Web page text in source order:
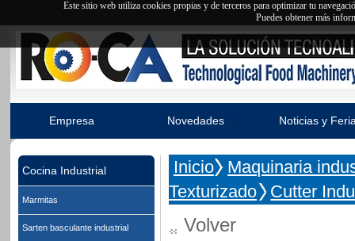
Este sitio web utiliza cookies propias y de terceros para optimizar tu
Puedes obtener más
Empresa Novedades Noticias y
Cocina Industrial
Marmitas
Sarten basculante industrial
Inicio
Maquinaria
Texturizado
Cutter
Volver